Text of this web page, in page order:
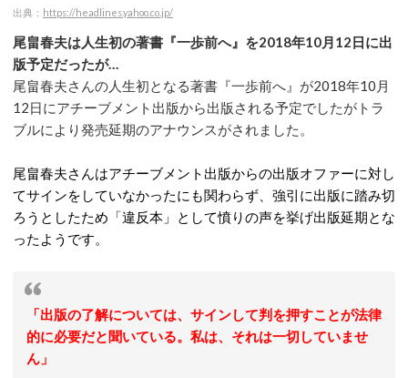
出典： https://headlines.yahoo.co.jp/
尾畠春夫は人生初の著書『一歩前へ』を2018年10月12日に出
版予定だったが…
尾畠春夫さんの人生初となる著書『一歩前へ』が2018年10月
12日にアチーブメント出版から出版される予定でしたがトラ
ブルにより発売延期のアナウンスがされました。
尾畠春夫さんはアチーブメント出版からの出版オファーに対し
てサインをしていなかったにも関わらず、強引に出版に踏み切
ろうとしたため「違反本」として憤りの声を挙げ出版延期とな
ったようです。
「出版の了解については、サインして判を押すことが法律
的に必要だと聞いている。私は、それは一切していませ
ん」